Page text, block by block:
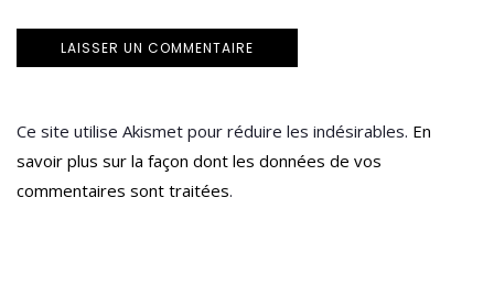
Ce site utilise Akismet pour réduire les indésirables. En
savoir plus sur la façon dont les données de vos
commentaires sont traitées.